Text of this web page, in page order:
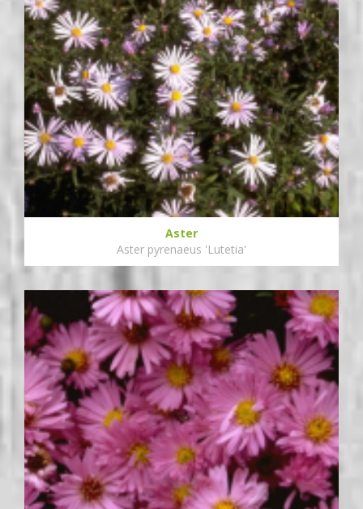
Aster
Aster pyrenaeus 'Lutetia'